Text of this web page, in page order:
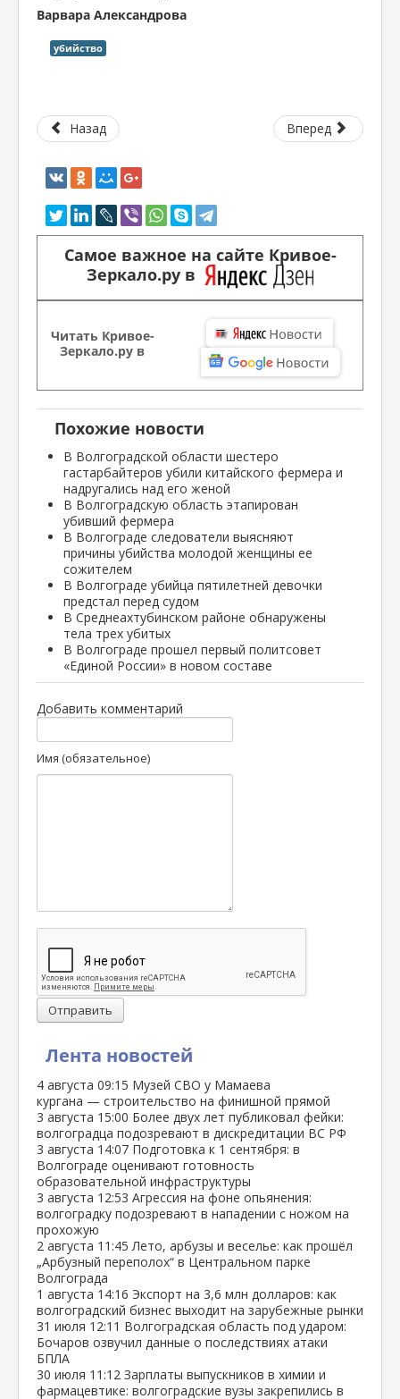
Лента новостей
4 августа 09:15 Музей СВО у Мамаева
кургана — строительство на финишной прямой
3 августа 15:00 Более двух лет публиковал фейки:
волгоградца подозревают в дискредитации ВС РФ
3 августа 14:07 Подготовка к 1 сентября: в
Волгограде оценивают готовность
образовательной инфраструктуры
3 августа 12:53 Агрессия на фоне опьянения:
волгоградку подозревают в нападении с ножом на
прохожую
2 августа 11:45 Лето, арбузы и веселье: как прошёл
„Арбузный переполох“ в Центральном парке
Волгограда
1 августа 14:16 Экспорт на 3,6 млн долларов: как
волгоградский бизнес выходит на зарубежные рынки
31 июля 12:11 Волгоградская область под ударом:
Бочаров озвучил данные о последствиях атаки
БПЛА
30 июля 11:12 Зарплаты выпускников в химии и
фармацевтике: волгоградские вузы закрепились в
Варвара Александрова
убийство
Назад Вперед
Самое важное на сайте Кривое-
Зеркало.ру в
Читать Кривое-
Зеркало.ру в
Похожие новости
В Волгоградской области шестеро
гастарбайтеров убили китайского фермера и
надругались над его женой
В Волгоградскую область этапирован
убивший фермера
В Волгограде следователи выясняют
причины убийства молодой женщины ее
сожителем
В Волгограде убийца пятилетней девочки
предстал перед судом
В Среднеахтубинском районе обнаружены
тела трех убитых
В Волгограде прошел первый политсовет
«Единой России» в новом составе
Добавить комментарий
Имя (обязательное)
Отправить